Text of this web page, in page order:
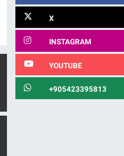
X
INSTAGRAM
YOUTUBE
+905423395813